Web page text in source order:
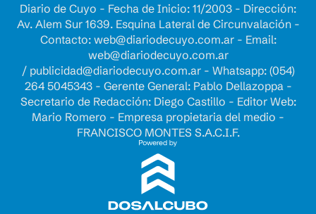
Diario de Cuyo - Fecha de Inicio: 11/2003 - Dirección:
Av. Alem Sur 1639. Esquina Lateral de Circunvalación -
Contacto: web@diariodecuyo.com.ar- Email:
web@diariodecuyo.com.ar
/ publicidad@diariodecuyo.com.ar- Whatsapp: (054)
264 5045343 - Gerente General: Pablo Dellazoppa -
Secretario de Redacción: Diego Castillo - Editor Web:
Mario Romero - Empresa propietaria del medio -
FRANCISCO MONTES S.A.C.I.F.